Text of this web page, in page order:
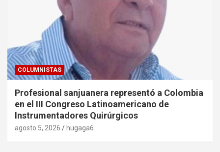
COLUMNISTAS
Profesional sanjuanera representó a Colombia
en el III Congreso Latinoamericano de
Instrumentadores Quirúrgicos
agosto 5, 2026 hugaga6